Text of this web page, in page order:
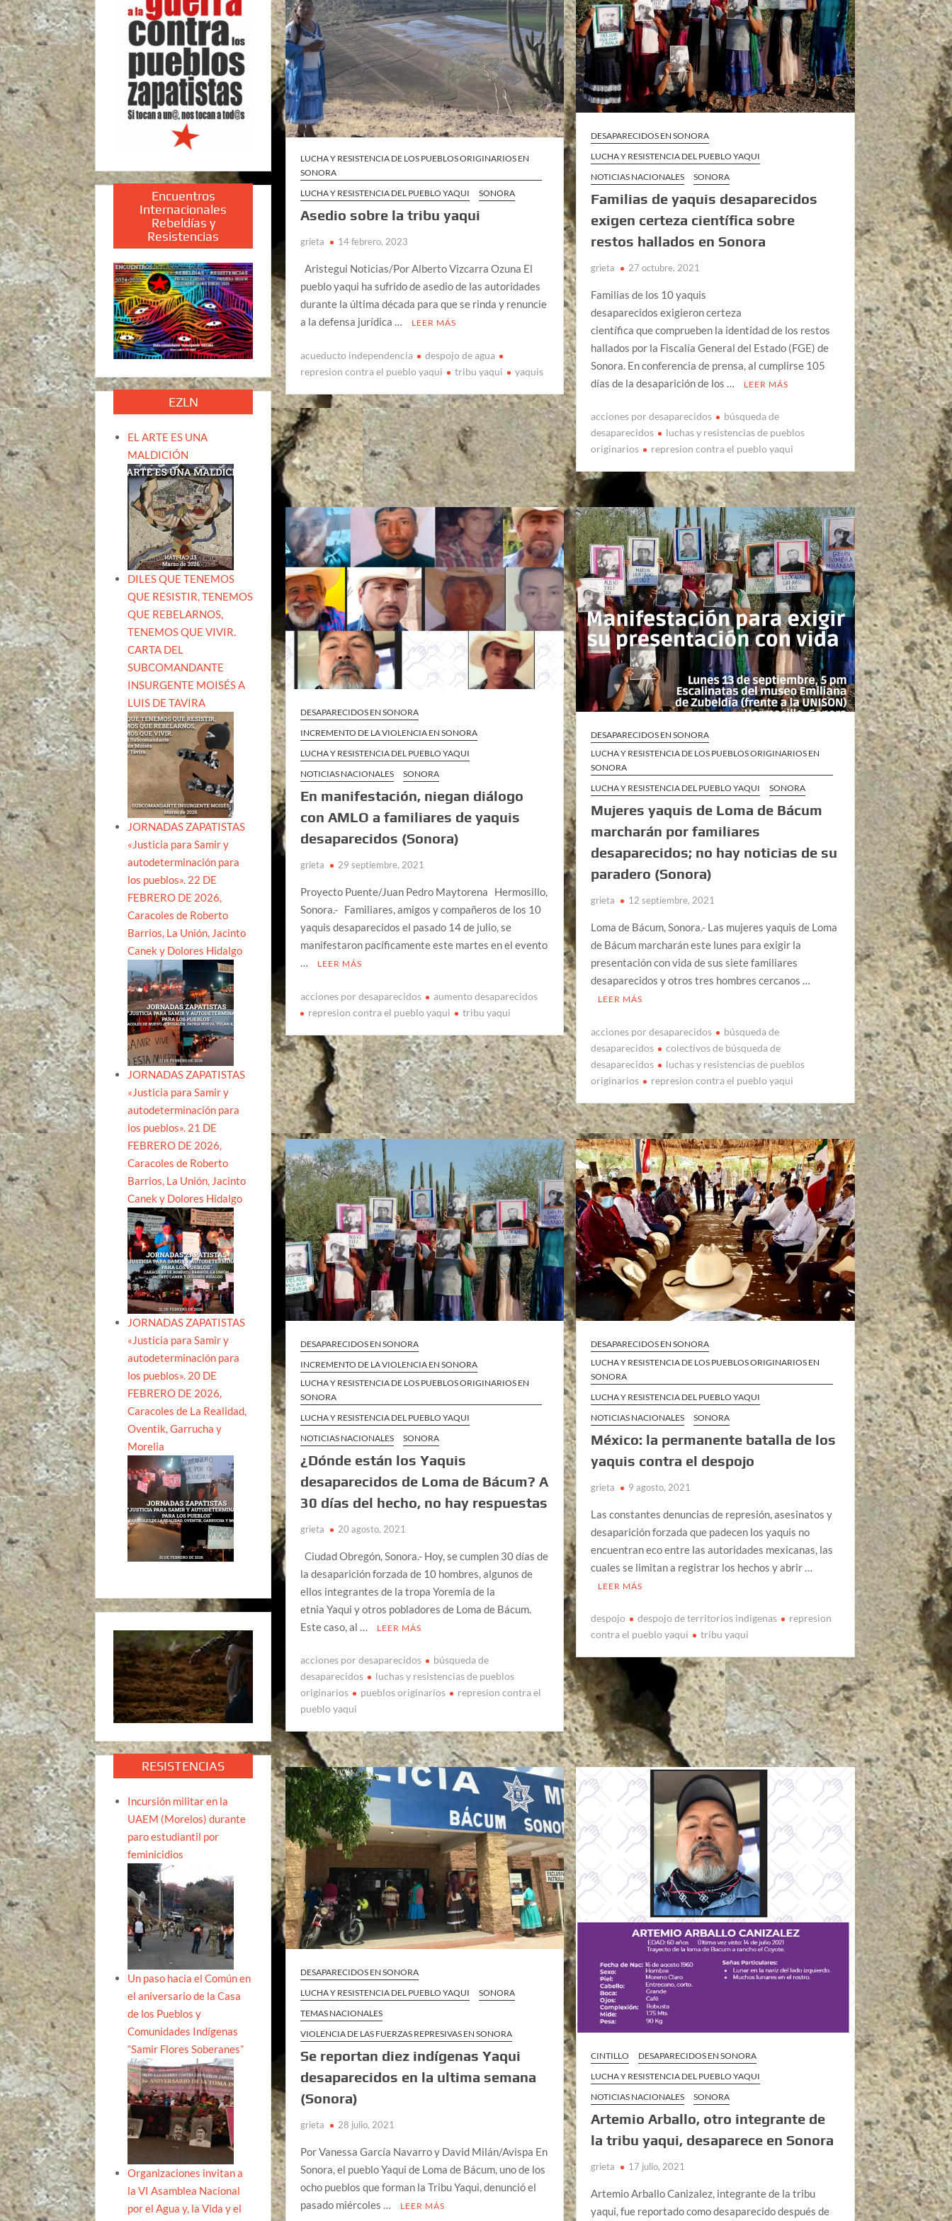
LUCHA Y RESISTENCIA DE LOS PUEBLOS ORIGINARIOS EN
SONORA
LUCHA Y RESISTENCIA DEL PUEBLO YAQUI
SONORA
Asedio sobre la tribu yaqui
grieta 14 febrero, 2023
Aristegui Noticias/Por Alberto Vizcarra Ozuna El
pueblo yaqui ha sufrido de asedio de las autoridades
durante la última década para que se rinda y renuncie
a la defensa jurídica …
LEER MÁS
acueducto independencia
despojo de agua
represion contra el pueblo yaqui
tribu yaqui yaquis
DESAPARECIDOS EN SONORA
LUCHA Y RESISTENCIA DEL PUEBLO YAQUI
NOTICIAS NACIONALES
SONORA
Familias de yaquis desaparecidos
exigen certeza científica sobre
restos hallados en Sonora
grieta 27 octubre, 2021
Familias de los 10 yaquis
desaparecidos exigieron certeza
científica que comprueben la identidad de los restos
hallados por la Fiscalía General del Estado (FGE) de
Sonora. En conferencia de prensa, al cumplirse 105
días de la desaparición de los …
LEER MÁS
acciones por desaparecidos
búsqueda de
desaparecidos
luchas y resistencias de pueblos
originarios
represion contra el pueblo yaqui
DESAPARECIDOS EN SONORA
INCREMENTO DE LA VIOLENCIA EN SONORA
LUCHA Y RESISTENCIA DEL PUEBLO YAQUI
NOTICIAS NACIONALES
SONORA
En manifestación, niegan diálogo
con AMLO a familiares de yaquis
desaparecidos (Sonora)
grieta 29 septiembre, 2021
Proyecto Puente/Juan Pedro Maytorena Hermosillo,
Sonora.- Familiares, amigos y compañeros de los 10
yaquis desaparecidos el pasado 14 de julio, se
manifestaron pacíficamente este martes en el evento
…
LEER MÁS
acciones por desaparecidos
aumento desaparecidos
represion contra el pueblo yaqui
tribu yaqui
DESAPARECIDOS EN SONORA
LUCHA Y RESISTENCIA DE LOS PUEBLOS ORIGINARIOS EN
SONORA
LUCHA Y RESISTENCIA DEL PUEBLO YAQUI
SONORA
Mujeres yaquis de Loma de Bácum
marcharán por familiares
desaparecidos; no hay noticias de su
paradero (Sonora)
grieta 12 septiembre, 2021
Loma de Bácum, Sonora.- Las mujeres yaquis de Loma
de Bácum marcharán este lunes para exigir la
presentación con vida de sus siete familiares
desaparecidos y otros tres hombres cercanos …
LEER MÁS
acciones por desaparecidos
búsqueda de
desaparecidos
colectivos de búsqueda de
desaparecidos
luchas y resistencias de pueblos
originarios
represion contra el pueblo yaqui
DESAPARECIDOS EN SONORA
INCREMENTO DE LA VIOLENCIA EN SONORA
LUCHA Y RESISTENCIA DE LOS PUEBLOS ORIGINARIOS EN
SONORA
LUCHA Y RESISTENCIA DEL PUEBLO YAQUI
NOTICIAS NACIONALES
SONORA
¿Dónde están los Yaquis
desaparecidos de Loma de Bácum? A
30 días del hecho, no hay respuestas
grieta 20 agosto, 2021
Ciudad Obregón, Sonora.- Hoy, se cumplen 30 días de
la desaparición forzada de 10 hombres, algunos de
ellos integrantes de la tropa Yoremia de la
etnia Yaqui y otros pobladores de Loma de Bácum.
Este caso, al …
LEER MÁS
acciones por desaparecidos
búsqueda de
desaparecidos
luchas y resistencias de pueblos
originarios
pueblos originarios
represion contra el
pueblo yaqui
DESAPARECIDOS EN SONORA
LUCHA Y RESISTENCIA DE LOS PUEBLOS ORIGINARIOS EN
SONORA
LUCHA Y RESISTENCIA DEL PUEBLO YAQUI
NOTICIAS NACIONALES
SONORA
México: la permanente batalla de los
yaquis contra el despojo
grieta 9 agosto, 2021
Las constantes denuncias de represión, asesinatos y
desaparición forzada que padecen los yaquis no
encuentran eco entre las autoridades mexicanas, las
cuales se limitan a registrar los hechos y abrir …
LEER MÁS
despojo despojo de territorios indigenas
represion
contra el pueblo yaqui
tribu yaqui
DESAPARECIDOS EN SONORA
LUCHA Y RESISTENCIA DEL PUEBLO YAQUI
SONORA
TEMAS NACIONALES
VIOLENCIA DE LAS FUERZAS REPRESIVAS EN SONORA
Se reportan diez indígenas Yaqui
desaparecidos en la ultima semana
(Sonora)
grieta 28 julio, 2021
Por Vanessa García Navarro y David Milán/Avispa En
Sonora, el pueblo Yaqui de Loma de Bácum, uno de los
ocho pueblos que forman la Tribu Yaqui, denunció el
pasado miércoles …
LEER MÁS
CINTILLO
DESAPARECIDOS EN SONORA
LUCHA Y RESISTENCIA DEL PUEBLO YAQUI
NOTICIAS NACIONALES
SONORA
Artemio Arballo, otro integrante de
la tribu yaqui, desaparece en Sonora
grieta 17 julio, 2021
Artemio Arballo Canizalez, integrante de la tribu
yaqui, fue reportado como desaparecido después de
Encuentros
Internacionales
Rebeldías y
Resistencias
EZLN
EL ARTE ES UNA
MALDICIÓN
DILES QUE TENEMOS
QUE RESISTIR, TENEMOS
QUE REBELARNOS,
TENEMOS QUE VIVIR.
CARTA DEL
SUBCOMANDANTE
INSURGENTE MOISÉS A
LUIS DE TAVIRA
JORNADAS ZAPATISTAS
«Justicia para Samir y
autodeterminación para
los pueblos». 22 DE
FEBRERO DE 2026,
Caracoles de Roberto
Barrios, La Unión, Jacinto
Canek y Dolores Hidalgo
JORNADAS ZAPATISTAS
«Justicia para Samir y
autodeterminación para
los pueblos». 21 DE
FEBRERO DE 2026,
Caracoles de Roberto
Barrios, La Unión, Jacinto
Canek y Dolores Hidalgo
JORNADAS ZAPATISTAS
«Justicia para Samir y
autodeterminación para
los pueblos». 20 DE
FEBRERO DE 2026,
Caracoles de La Realidad,
Oventik, Garrucha y
Morelia
RESISTENCIAS
Incursión militar en la
UAEM (Morelos) durante
paro estudiantil por
feminicidios
Un paso hacia el Común en
el aniversario de la Casa
de los Pueblos y
Comunidades Indígenas
“Samir Flores Soberanes”
Organizaciones invitan a
la VI Asamblea Nacional
por el Agua y, la Vida y el